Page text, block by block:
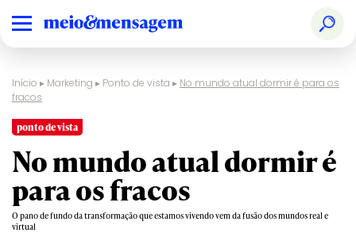
Início ▸ Marketing ▸ Ponto de vista ▸ No mundo atual dormir é para os
fracos
ponto de vista
No mundo atual dormir é
para os fracos
O pano de fundo da transformação que estamos vivendo vem da fusão dos mundos real e
virtual